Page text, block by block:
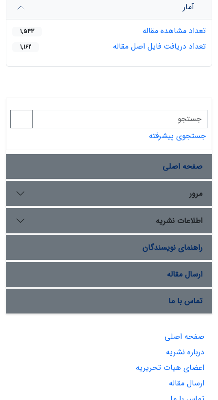
آمار
تعداد مشاهده مقاله
1,543
تعداد دریافت فایل اصل مقاله 1,162
جستجوی پیشرفته
صفحه اصلی
مرور
اطلاعات نشریه
راهنمای نویسندگان
ارسال مقاله
تماس با ما
صفحه اصلی
درباره نشریه
اعضای هیات تحریریه
ارسال مقاله